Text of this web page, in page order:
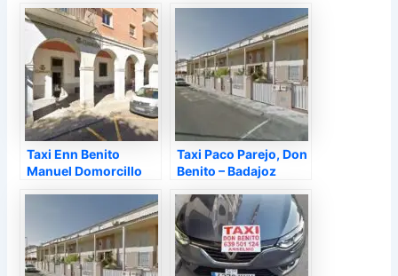
Taxi Enn Benito
Manuel Domorcillo
Taxi Paco Parejo, Don
Benito – Badajoz